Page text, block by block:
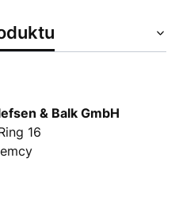
& Balk GmbH
16